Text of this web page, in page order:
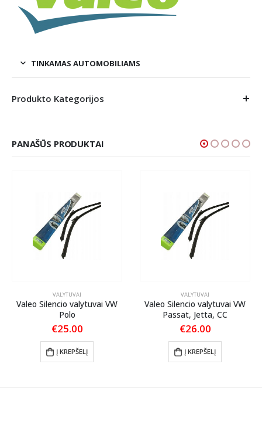
TINKAMAS AUTOMOBILIAMS
Produkto Kategorijos
PANAŠŪS PRODUKTAI
VALYTUVAI
Valeo Silencio valytuvai VW
Polo
€25.00
Į KREPŠELĮ
VALYTUVAI
Valeo Silencio valytuvai VW
Passat, Jetta, CC
€26.00
Į KREPŠELĮ